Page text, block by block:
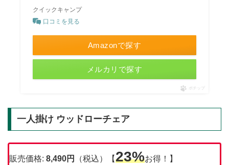
クイックキャンプ
口コミを見る
Amazonで探す
メルカリで探す
ポチップ
一人掛け ウッドローチェア
販売価格: 8,490円 （税込）【23%お得！】